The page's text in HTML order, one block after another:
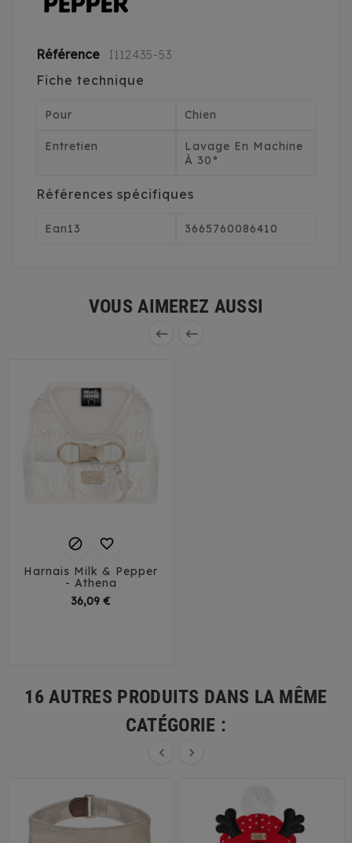
Référence I112435-53
Fiche technique
Pour Chien
Entretien
Lavage En Machine
À 30°
Références spécifiques
Ean13 3665760086410
VOUS AIMEREZ AUSSI
 
 
Harnais Milk & Pepper
- Athena
36,09 €
16 AUTRES PRODUITS DANS LA MÊME
CATÉGORIE :
 